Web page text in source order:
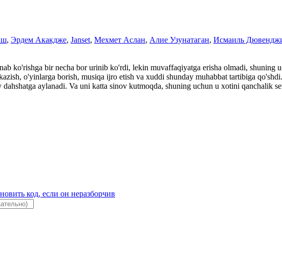
, Эрдем Акакдже, Janset, Мехмет Аслан, Алие Узунатаган, Исмаиль
ko'rishga bir necha bor urinib ko'rdi, lekin muvaffaqiyatga erisha olmadi, shuning
o'yinlarga borish, musiqa ijro etish va xuddi shunday muhabbat tartibiga
aylanadi. Va uni katta sinov kutmoqda, shuning uchun u xotini qanchalik